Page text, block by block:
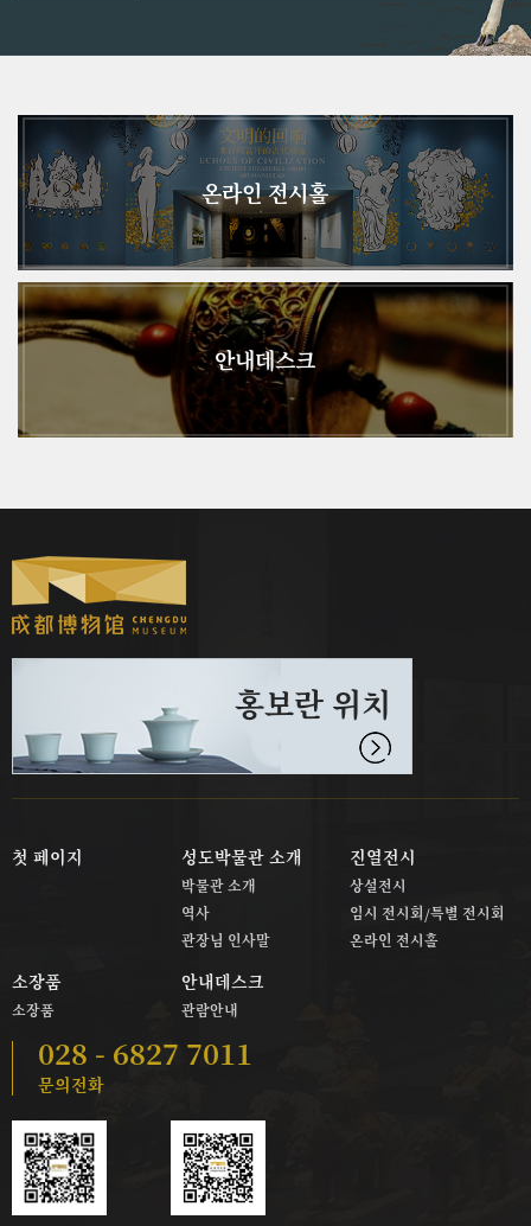
온라인 전시홀
안내데스크
홍보란 위치
첫 페이지 성도박물관 소개
박물관 소개
역사
관장님 인사말
진열전시
상설전시
임시 전시회/특별 전시회
온라인 전시홀
소장품
소장품
안내데스크
관람안내
028 - 6827 7011
문의전화